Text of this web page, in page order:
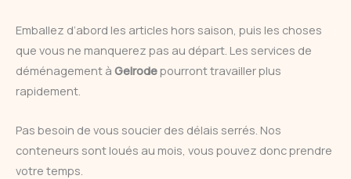
Emballez d’abord les articles hors saison, puis les choses
que vous ne manquerez pas au départ. Les services de
déménagement à Gelrodepourront travailler plus
rapidement.
Pas besoin de vous soucier des délais serrés. Nos
conteneurs sont loués au mois, vous pouvez donc prendre
votre temps.